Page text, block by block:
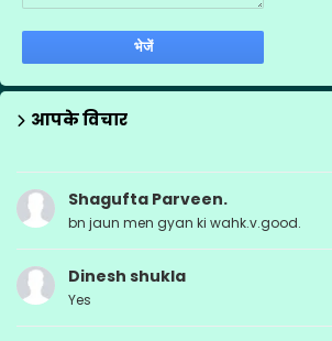
आपके विचार
Shagufta Parveen.
bn jaun men gyan ki wahk.v.good.
Dinesh shukla
Yes